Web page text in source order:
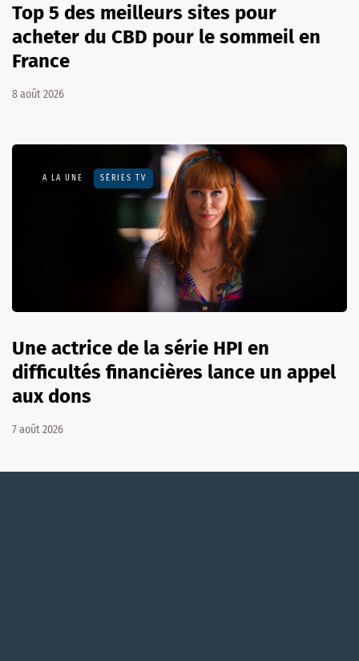
Top 5 des meilleurs sites pour
acheter du CBD pour le sommeil en
France
8 août 2026
A LA UNE SÉRIES TV
Une actrice de la série HPI en
difficultés financières lance un appel
aux dons
7 août 2026